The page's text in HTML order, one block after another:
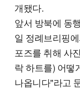
개됐다.
앞서 방북에 동
일 정례브리핑
포즈를 취해 사
락 하트를) 어떻
나옵니다"라고